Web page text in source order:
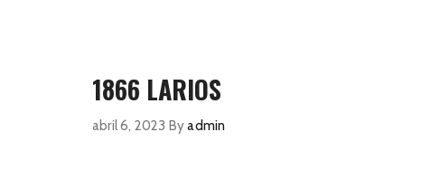
1866 LARIOS
abril 6, 2023 Byadmin